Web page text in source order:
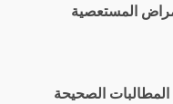
المستعصية
المطالبات الصحيحة